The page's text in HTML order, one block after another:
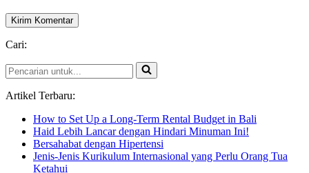
Cari:
Pencarian
untuk...
Artikel Terbaru:
How to Set Up a Long-Term Rental Budget in Bali
Haid Lebih Lancar dengan Hindari Minuman Ini!
Bersahabat dengan Hipertensi
Jenis-Jenis Kurikulum Internasional yang Perlu Orang Tua
Ketahui